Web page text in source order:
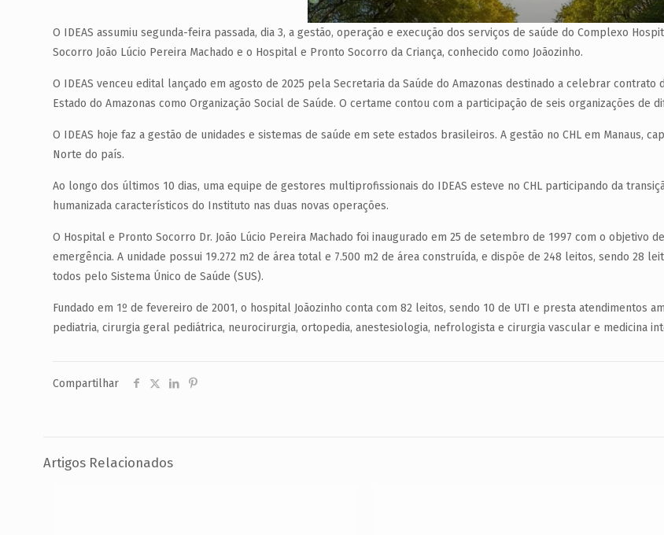
O IDEAS assumiu segunda-feira passada, dia 3, a gestão, operação e execução dos serviços de saúde do Complexo
Socorro João Lúcio Pereira Machado e o Hospital e Pronto Socorro da Criança, conhecido como Joãozinho.
O IDEAS venceu edital lançado em agosto de 2025 pela Secretaria da Saúde do Amazonas destinado a celebrar
Estado do Amazonas como Organização Social de Saúde. O certame contou com a participação de seis organizações de
O IDEAS hoje faz a gestão de unidades e sistemas de saúde em sete estados brasileiros. A gestão no CHL em Manaus,
Norte do país.
Ao longo dos últimos 10 dias, uma equipe de gestores multiprofissionais do IDEAS esteve no CHL participando da
humanizada característicos do Instituto nas duas novas operações.
O Hospital e Pronto Socorro Dr. João Lúcio Pereira Machado foi inaugurado em 25 de setembro de 1997 com o objetivo
emergência. A unidade possui 19.272 m2 de área total e 7.500 m2 de área construída, e dispõe de 248 leitos, sendo 28
todos pelo Sistema Único de Saúde (SUS).
Fundado em 1º de fevereiro de 2001, o hospital Joãozinho conta com 82 leitos, sendo 10 de UTI e presta atendimentos
pediatria, cirurgia geral pediátrica, neurocirurgia, ortopedia, anestesiologia, nefrologista e cirurgia vascular e medicina
Compartilhar
Artigos Relacionados